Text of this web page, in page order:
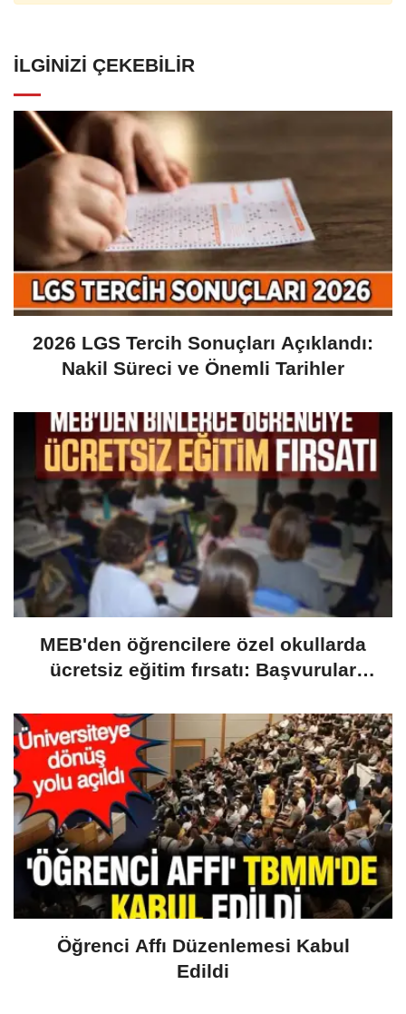
İLGINIZI ÇEKEBILIR
2026 LGS Tercih Sonuçları Açıklandı:
Nakil Süreci ve Önemli Tarihler
MEB'den öğrencilere özel okullarda
ücretsiz eğitim fırsatı: Başvurular
Öğrenci Affı Düzenlemesi Kabul
Edildi